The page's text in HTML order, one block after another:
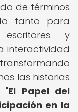
de términos
tanto para
y
interactividad
las historias
"El Papel del
en la